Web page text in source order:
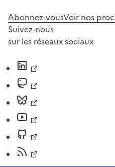
Abonnez-vousVoir nos
Suivez-nous
sur les réseaux sociaux